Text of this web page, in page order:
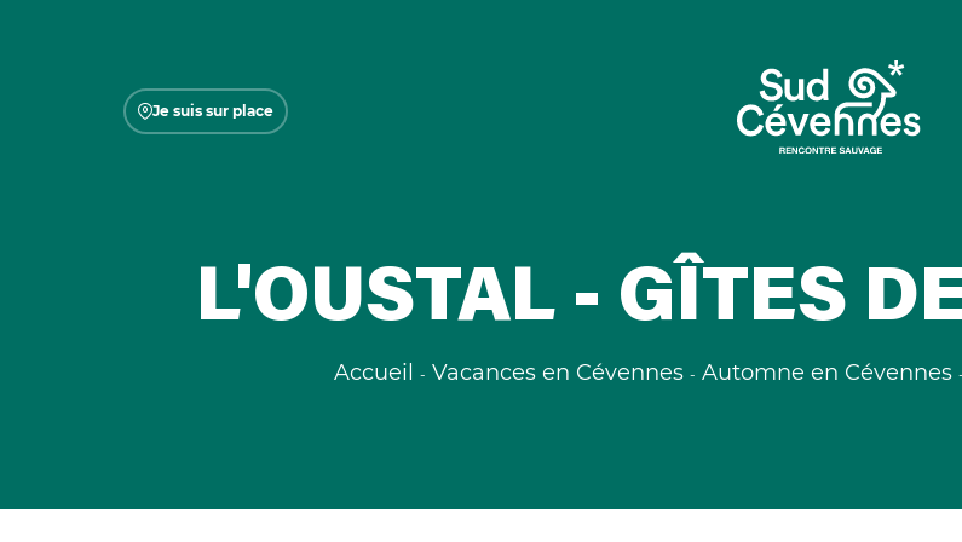
Je suis sur place
L'OUSTAL - GÎTES
Accueil Vacances en Cévennes Automne en Cévennes